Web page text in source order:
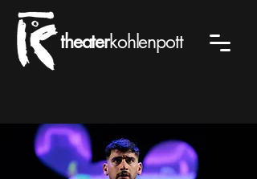
theaterkohlenpott